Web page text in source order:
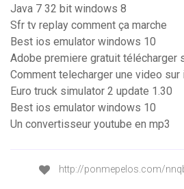
Java 7 32 bit windows 8
Sfr tv replay comment ça marche
Best ios emulator windows 10
Adobe premiere gratuit télécharger
Comment telecharger une video
Euro truck simulator 2 update 1.30
Best ios emulator windows 10
Un convertisseur youtube en mp3
http://ponmepelos.com/